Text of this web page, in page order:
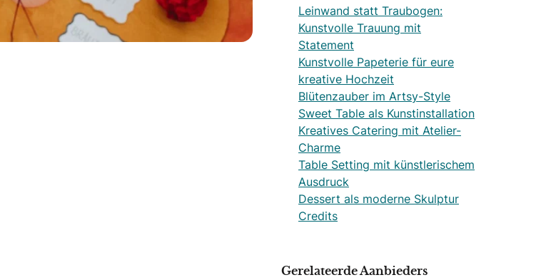
Leinwand statt Traubogen:
Kunstvolle Trauung mit
Statement
Kunstvolle Papeterie für eure
kreative Hochzeit
Blütenzauber im Artsy-Style
Sweet Table als Kunstinstallation
Kreatives Catering mit Atelier-
Charme
Table Setting mit künstlerischem
Ausdruck
Dessert als moderne Skulptur
Credits
Gerelateerde Aanbieders